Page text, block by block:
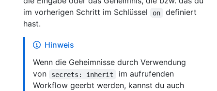
im vorherigen Schritt im Schlüssel
on
definiert
hast.
Hinweis
Wenn die Geheimnisse durch Verwendung
von
secrets: inherit
im aufrufenden
Workflow geerbt werden, kannst du auch